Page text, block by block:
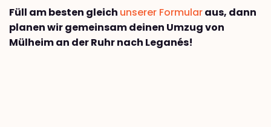
Füll am besten gleich unserer Formularaus, dann
planen wir gemeinsam deinen Umzug von
Mülheim an der Ruhr nach Leganés!